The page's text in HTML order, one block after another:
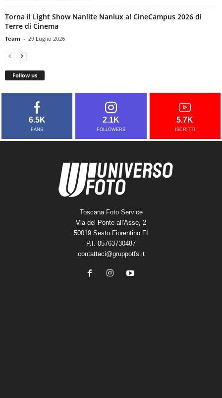
Torna il Light Show Nanlite Nanlux al CineCampus 2026 di
Terre di Cinema
Team - 29 Luglio 2026
Follow us
6.5K
FANS
2.1K
FOLLOWERS
5.7K
ISCRITTI
Toscana Foto Service
Via del Ponte all'Asse, 2
50019 Sesto Fiorentino FI
P.I. 05763730487
contattaci@gruppotfs.it